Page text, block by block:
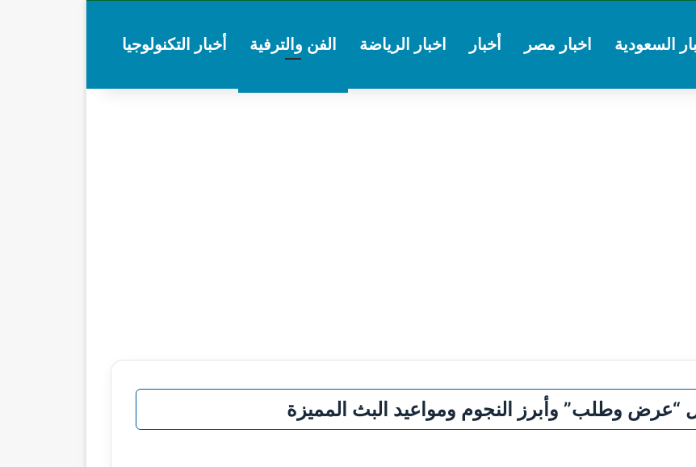
السعودية اخبار مصر أخبار اخبار الرياضة الفن والترفية أخبار التكنولوجيا
وطلب” وأبرز النجوم ومواعيد البث المميزة